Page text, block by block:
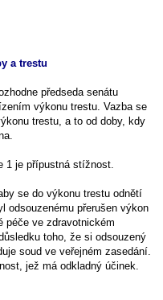
a trestu
předseda senátu
výkonu trestu. Vazba se
trestu, a to od doby, kdy
1 je přípustná stížnost.
se do výkonu trestu odnětí
odsouzenému přerušen výkon
péče ve zdravotnickém
toho, že si odsouzený
soud ve veřejném zasedání.
jež má odkladný účinek.